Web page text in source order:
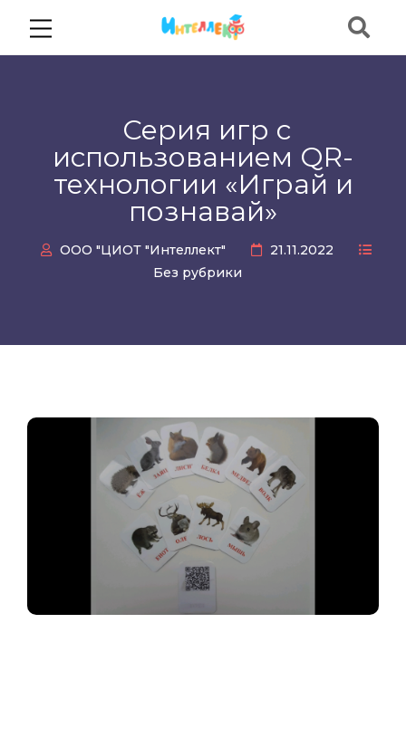
Серия игр с
использованием QR-
технологии «Играй и
познавай»
ООО "ЦИОТ "Интеллект"
21.11.2022
Без рубрики